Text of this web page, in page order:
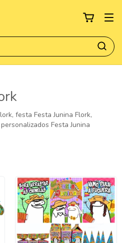
festa Festa Junina Flork,
Festa Junina